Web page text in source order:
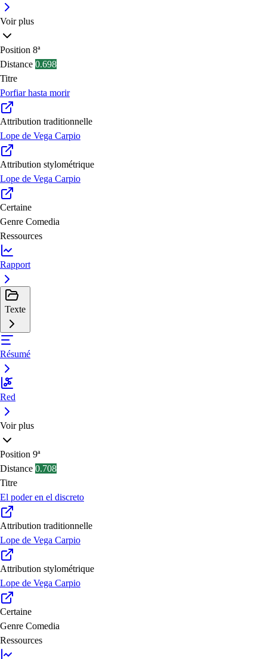
Voir plus
Position 8ª
Distance 0.698
Titre
Porfiar hasta morir
Attribution traditionnelle
Lope de Vega Carpio
Attribution stylométrique
Lope de Vega Carpio
Certaine
Genre Comedia
Ressources
Rapport
Texte
Résumé
Red
Voir plus
Position 9ª
Distance 0.708
Titre
El poder en el discreto
Attribution traditionnelle
Lope de Vega Carpio
Attribution stylométrique
Lope de Vega Carpio
Certaine
Genre Comedia
Ressources